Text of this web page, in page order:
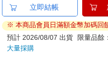
金石堂及銀行均不會請您操作
ATM提款機，請不要聽從指示
退換貨須知：
**提醒您，鑑賞期不等於試用
立即結帳
※ 本商品會員日滿額金幣加碼回
預計 2026/08/07 出貨
限量品
大量採購